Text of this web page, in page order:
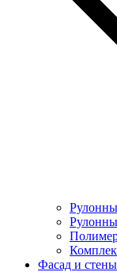
Фасад и стены